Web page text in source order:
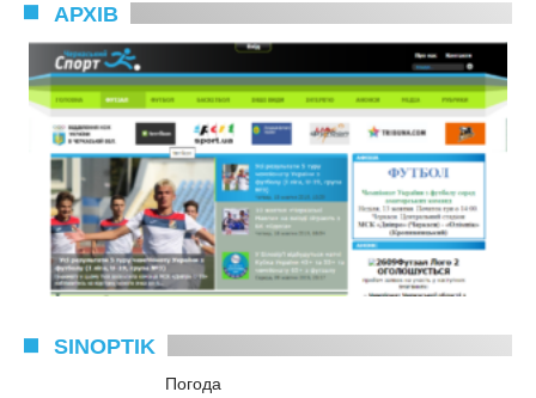
АРХІВ
SINOPTIK
Погода